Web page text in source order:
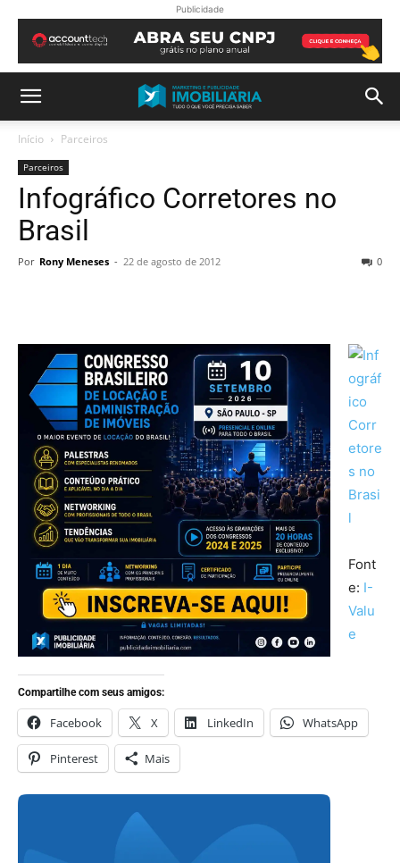
Publicidade
Início Parceiros
Parceiros
Infográfico Corretores no
Brasil
Por Rony Meneses - 22 de agosto de 2012 0
Font
e: I-
Valu
e
Compartilhe com seus amigos:
Facebook X LinkedIn WhatsApp
Pinterest Mais